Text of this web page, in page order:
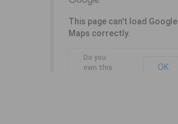
This page can't load Google
Maps correctly.
Do you
own this
OK